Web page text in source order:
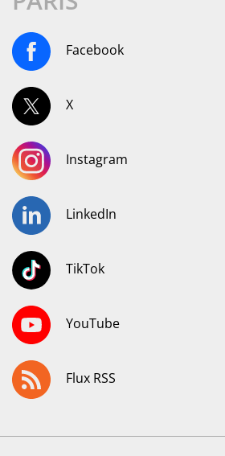
Facebook
X
Instagram
LinkedIn
TikTok
YouTube
Flux RSS